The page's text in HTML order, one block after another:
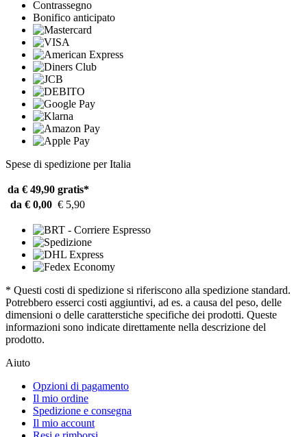
Contrassegno
Bonifico anticipato
Spese di spedizione per Italia
da € 49,90 gratis*
da € 0,00 € 5,90
* Questi costi di spedizione si riferiscono alla spedizione standard.
Potrebbero esserci costi aggiuntivi, ad es. a causa del peso, delle
dimensioni o delle caratterstiche specifiche dei prodotti. Queste
informazioni sono indicate direttamente nella descrizione del
prodotto.
Aiuto
Opzioni di pagamento
Il mio ordine
Spedizione e consegna
Il mio account